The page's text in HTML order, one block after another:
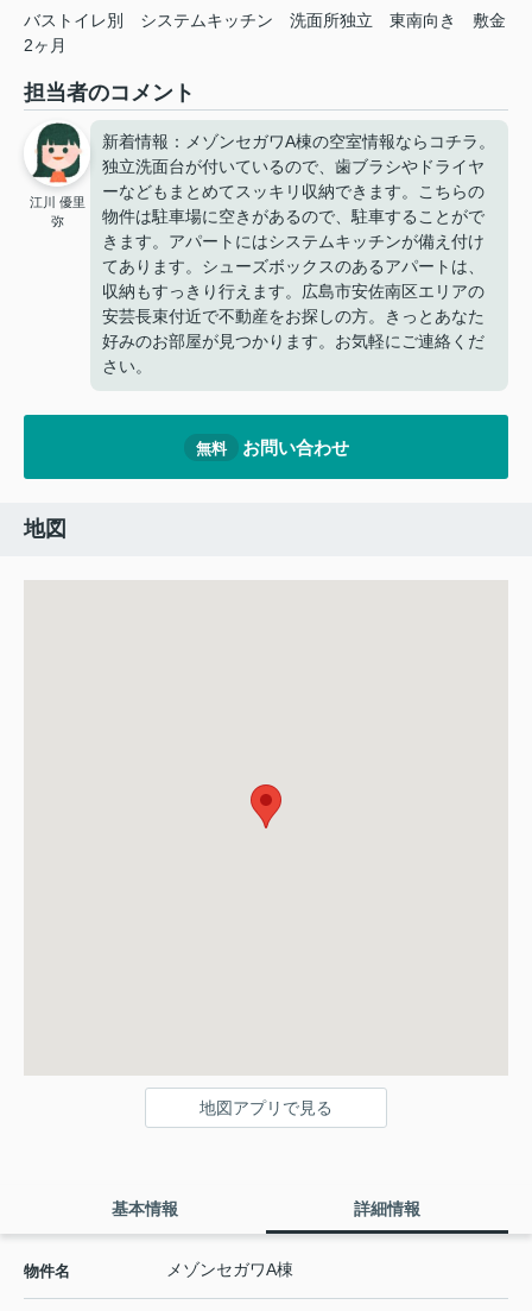
バストイレ別 システムキッチン 洗面所独立 東南向き
敷金
2ヶ月
担当者のコメント
江川 優里
弥
新着情報：メゾンセガワA棟の空室情報ならコチラ。
独立洗面台が付いているので、歯ブラシやドライヤ
ーなどもまとめてスッキリ収納できます。こちらの
物件は駐車場に空きがあるので、駐車することがで
きます。アパートにはシステムキッチンが備え付け
てあります。シューズボックスのあるアパートは、
収納もすっきり行えます。広島市安佐南区エリアの
安芸長束付近で不動産をお探しの方。きっとあなた
好みのお部屋が見つかります。お気軽にご連絡くだ
さい。
無料 お問い合わせ
地図
地図アプリで見る
基本情報 詳細情報
物件名 メゾンセガワA棟